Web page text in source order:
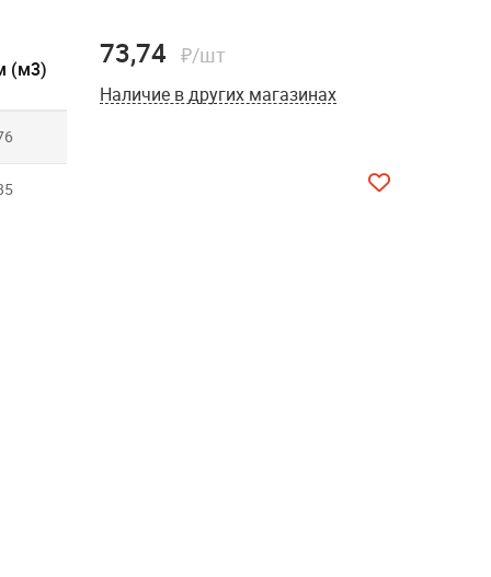
(м3) 73,74 ₽/шт
Наличие в других магазинах